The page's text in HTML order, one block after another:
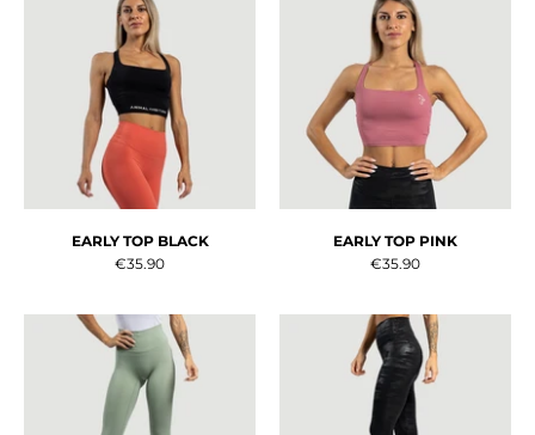
EARLY TOP BLACK
€35.90
EARLY TOP PINK
€35.90